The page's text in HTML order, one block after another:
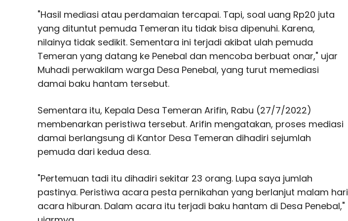
"Hasil mediasi atau perdamaian tercapai. Tapi, soal uang Rp20 juta
yang dituntut pemuda Temeran itu tidak bisa dipenuhi. Karena,
nilainya tidak sedikit. Sementara ini terjadi akibat ulah pemuda
Temeran yang datang ke Penebal dan mencoba berbuat onar," ujar
Muhadi perwakilam warga Desa Penebal, yang turut memediasi
damai baku hantam tersebut.
Sementara itu, Kepala Desa Temeran Arifin, Rabu (27/7/2022)
membenarkan peristiwa tersebut. Arifin mengatakan, proses mediasi
damai berlangsung di Kantor Desa Temeran dihadiri sejumlah
pemuda dari kedua desa.
"Pertemuan tadi itu dihadiri sekitar 23 orang. Lupa saya jumlah
pastinya. Peristiwa acara pesta pernikahan yang berlanjut malam hari
acara hiburan. Dalam acara itu terjadi baku hantam di Desa Penebal,"